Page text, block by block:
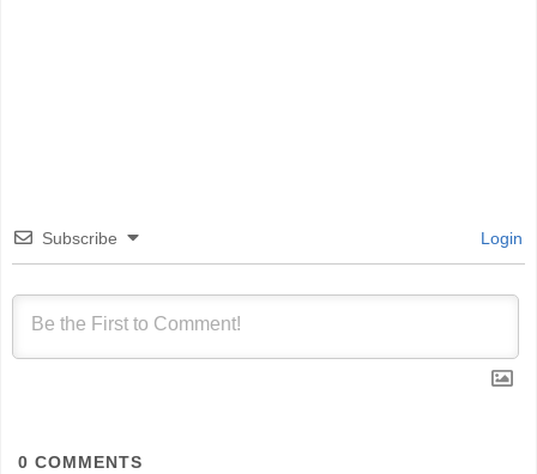
Subscribe Login
0 COMMENTS